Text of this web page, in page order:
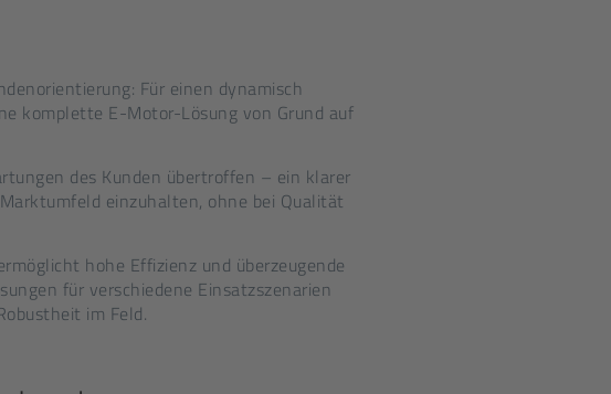
Für einen dynamisch
komplette E-Motor-Lösung von Grund auf
des Kunden übertroffen – ein klarer
einzuhalten, ohne bei Qualität
hohe Effizienz und überzeugende
für verschiedene Einsatzszenarien
im Feld.